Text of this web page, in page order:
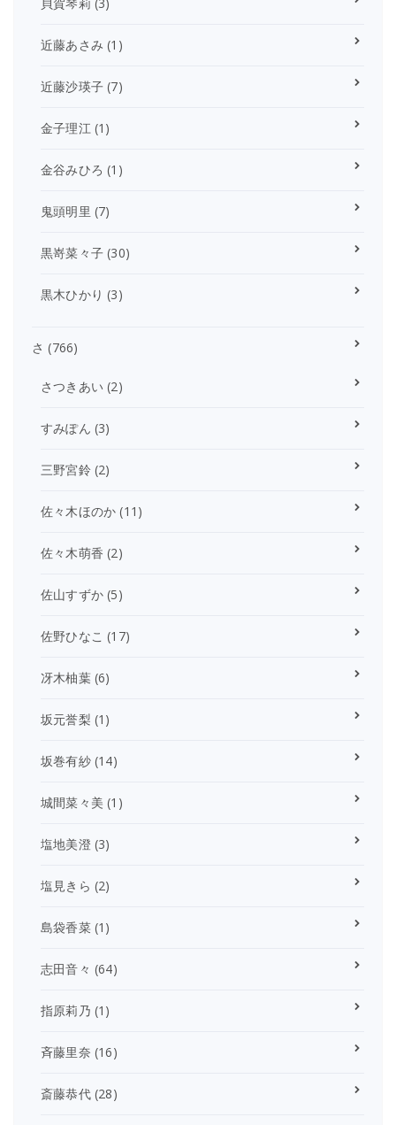
近藤あさみ (1)
近藤沙瑛子 (7)
金子理江(1)
金谷みひろ (1)
鬼頭明里 (7)
黒嵜菜々子 (30)
黒木ひかり (3)
さ (766)
さつきあい (2)
すみぽん (3)
三野宮鈴(2)
佐々木ほのか (11)
佐々木萌香 (2)
佐山すずか (5)
佐野ひなこ (17)
冴木柚葉(6)
坂元誉梨 (1)
坂巻有紗(14)
城間菜々美 (1)
塩地美澄(3)
塩見きら (2)
島袋香菜(1)
志田音々 (64)
指原莉乃 (1)
斉藤里奈 (16)
斎藤恭代(28)